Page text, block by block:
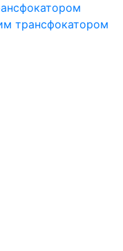
трансфокатором